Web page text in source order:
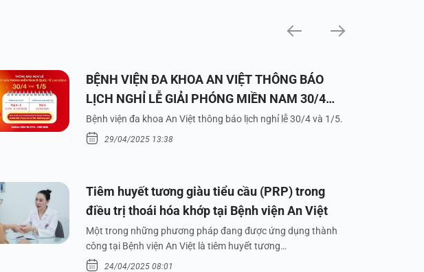
BỆNH VIỆN ĐA KHOA AN VIỆT THÔNG BÁO
LỊCH NGHỈ LỄ GIẢI PHÓNG MIỀN NAM 30/4
VÀ QUỐC TẾ LAO ĐỘNG 1/5/2025
Bệnh viện đa khoa An Việt thông báo lịch nghỉ lễ 30/4 và 1/5.
29/04/2025 13:38
Tiêm huyết tương giàu tiểu cầu (PRP) trong
điều trị thoái hóa khớp tại Bệnh viện An Việt
Một trong những phương pháp đang được ứng dụng thành
công tại Bệnh viện An Việt là tiêm huyết tương…
24/04/2025 08:01